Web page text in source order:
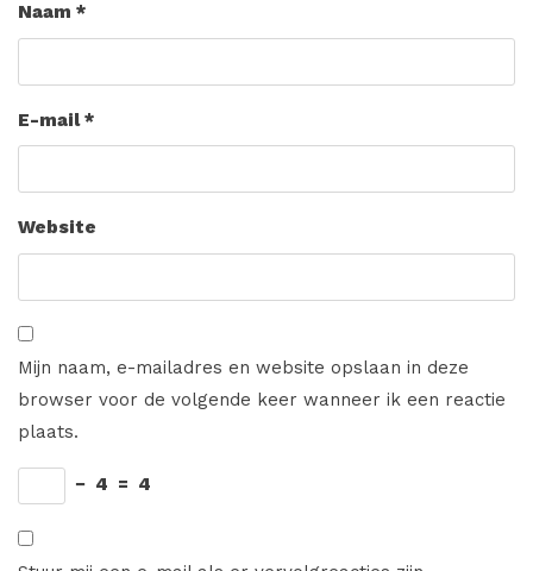
Naam *
E-mail*
Website
Mijn naam, e-mailadres en website opslaan in deze
browser voor de volgende keer wanneer ik een reactie
plaats.
− 4 = 4